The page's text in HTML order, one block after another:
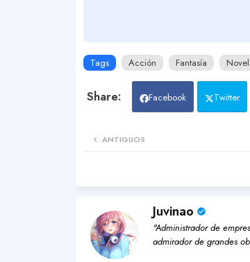
Tags Acción Fantasía
Facebook Twitter
ANTIGUOS
Juvinao
"Administrador de
admirador de grandes